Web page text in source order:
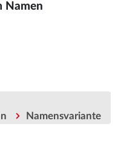
Namen
Namensvariante